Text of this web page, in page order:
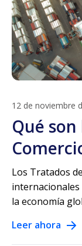
12 de noviembre
Qué
Los Tratados
la economía
Leer ahora